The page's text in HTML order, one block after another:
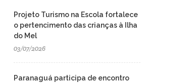
Projeto Turismo na Escola fortalece
o pertencimento das crianças à Ilha
do Mel
03/07/2026
Paranaguá participa de encontro